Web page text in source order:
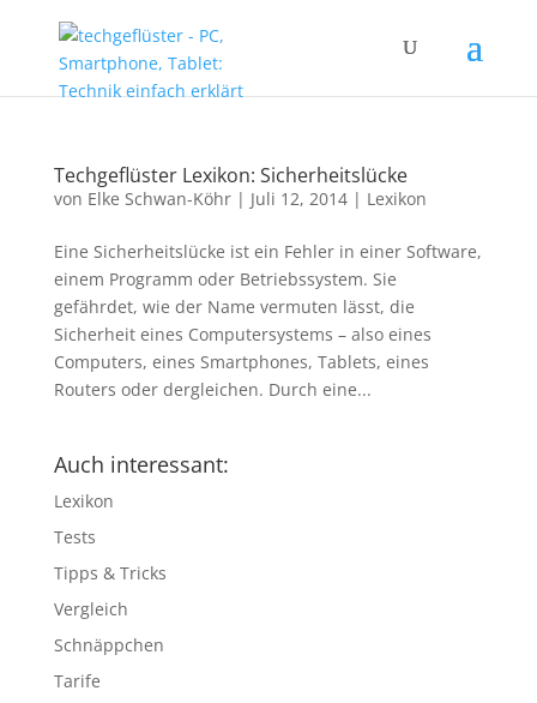
Techgeflüster Lexikon: Sicherheitslücke
von Elke Schwan-Köhr| Juli 12, 2014| Lexikon
Eine Sicherheitslücke ist ein Fehler in einer Software,
einem Programm oder Betriebssystem. Sie
gefährdet, wie der Name vermuten lässt, die
Sicherheit eines Computersystems – also eines
Computers, eines Smartphones, Tablets, eines
Routers oder dergleichen. Durch eine...
Auch interessant:
Lexikon
Tests
Tipps & Tricks
Vergleich
Schnäppchen
Tarife